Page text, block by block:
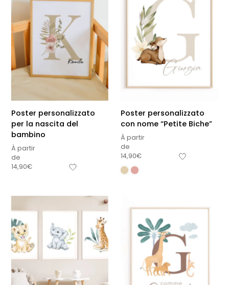
Poster personalizzato
per la nascita del
bambino
À partir
de
14,90€
Poster personalizzato
con nome “Petite Biche”
À partir
de
14,90€